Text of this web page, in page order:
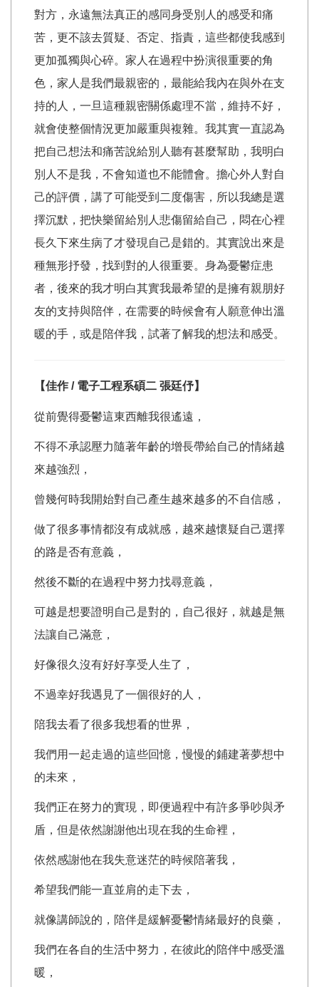
對方，永遠無法真正的感同身受別人的感受和痛
苦，更不該去質疑、否定、指責，這些都使我感到
更加孤獨與心碎。家人在過程中扮演很重要的角
色，家人是我們最親密的，最能給我內在與外在支
持的人，一旦這種親密關係處理不當，維持不好，
就會使整個情況更加嚴重與複雜。我其實一直認為
把自己想法和痛苦說給別人聽有甚麼幫助，我明白
別人不是我，不會知道也不能體會。擔心外人對自
己的評價，講了可能受到二度傷害，所以我總是選
擇沉默，把快樂留給別人悲傷留給自己，悶在心裡
長久下來生病了才發現自己是錯的。其實說出來是
種無形抒發，找到對的人很重要。身為憂鬱症患
者，後來的我才明白其實我最希望的是擁有親朋好
友的支持與陪伴，在需要的時候會有人願意伸出溫
暖的手，或是陪伴我，試著了解我的想法和感受。
【佳作 / 電子工程系碩二 張廷伃】
從前覺得憂鬱這東西離我很遙遠，
不得不承認壓力隨著年齡的增長帶給自己的情緒越
來越強烈，
曾幾何時我開始對自己產生越來越多的不自信感，
做了很多事情都沒有成就感，越來越懷疑自己選擇
的路是否有意義，
然後不斷的在過程中努力找尋意義，
可越是想要證明自己是對的，自己很好，就越是無
法讓自己滿意，
好像很久沒有好好享受人生了，
不過幸好我遇見了一個很好的人，
陪我去看了很多我想看的世界，
我們用一起走過的這些回憶，慢慢的鋪建著夢想中
的未來，
我們正在努力的實現，即便過程中有許多爭吵與矛
盾，但是依然謝謝他出現在我的生命裡，
依然感謝他在我失意迷茫的時候陪著我，
希望我們能一直並肩的走下去，
就像講師說的，陪伴是緩解憂鬱情緒最好的良藥，
我們在各自的生活中努力，在彼此的陪伴中感受溫
暖，